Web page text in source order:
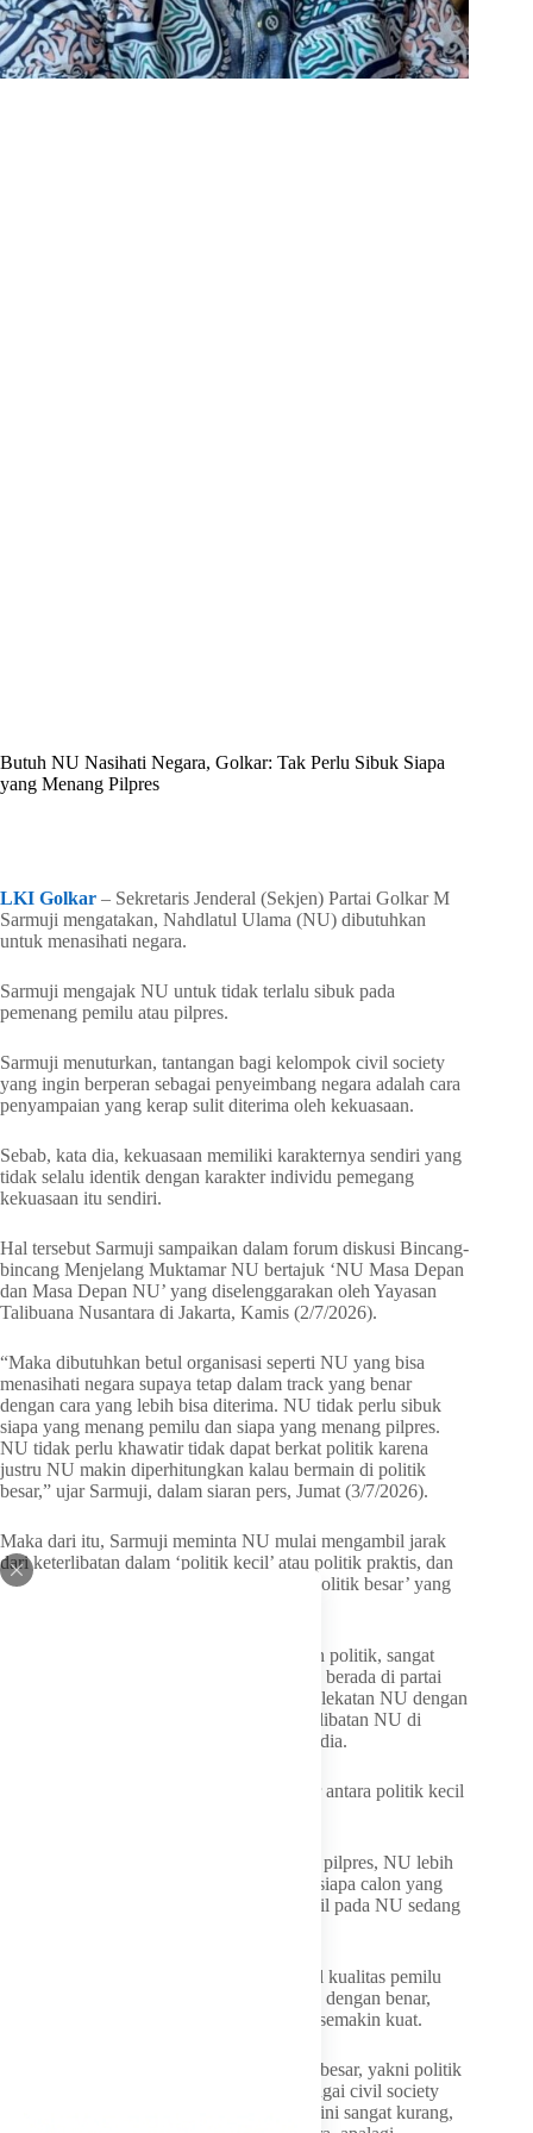
Butuh NU Nasihati Negara, Golkar: Tak Perlu Sibuk Siapa
yang Menang Pilpres
LKI Golkar – Sekretaris Jenderal (Sekjen) Partai Golkar M
Sarmuji mengatakan, Nahdlatul Ulama (NU) dibutuhkan
untuk menasihati negara.
Sarmuji mengajak NU untuk tidak terlalu sibuk pada
pemenang pemilu atau pilpres.
Sarmuji menuturkan, tantangan bagi kelompok civil society
yang ingin berperan sebagai penyeimbang negara adalah cara
penyampaian yang kerap sulit diterima oleh kekuasaan.
Sebab, kata dia, kekuasaan memiliki karakternya sendiri yang
tidak selalu identik dengan karakter individu pemegang
kekuasaan itu sendiri.
Hal tersebut Sarmuji sampaikan dalam forum diskusi Bincang-
bincang Menjelang Muktamar NU bertajuk ‘NU Masa Depan
dan Masa Depan NU’ yang diselenggarakan oleh Yayasan
Talibuana Nusantara di Jakarta, Kamis (2/7/2026).
“Maka dibutuhkan betul organisasi seperti NU yang bisa
menasihati negara supaya tetap dalam track yang benar
dengan cara yang lebih bisa diterima. NU tidak perlu sibuk
siapa yang menang pemilu dan siapa yang menang pilpres.
NU tidak perlu khawatir tidak dapat berkat politik karena
justru NU makin diperhitungkan kalau bermain di politik
besar,” ujar Sarmuji, dalam siaran pers, Jumat (3/7/2026).
Maka dari itu, Sarmuji meminta NU mulai mengambil jarak
dari keterlibatan dalam ‘politik kecil’ atau politik praktis, dan
sebaliknya memperkuat perannya dalam ‘politik besar’ yang
“Suka atau tidak suka, NU itu lekat dengan politik, sangat
lekat. Tetapi, sebagai orang NU yang tidak berada di partai
yang identik dengan NU, saya berharap kelekatan NU dengan
politik kecil itu dikurangi, sebaliknya keterlibatan NU di
politik besar harus makin diperkuat,” tutur dia.
Menurut Sarmuji, ada perbedaan mendasar antara politik kecil
Dia mencontohkan, jika dalam momentum pilpres, NU lebih
sibuk menjadi tim sukses dan memikirkan siapa calon yang
akan menang, itu berarti tarikan politik kecil pada NU sedang
Sebaliknya, jika NU lebih fokus mengawal kualitas pemilu
agar suara rakyat benar-benar terefleksikan dengan benar,
maka posisi NU dalam politik besar justru semakin kuat.
“NU tentu lebih baik terlibat dalam politik besar, yakni politik
kebangsaan, dengan memosisikan diri sebagai civil society
yang bisa menasihati negara. Ini yang saat ini sangat kurang,